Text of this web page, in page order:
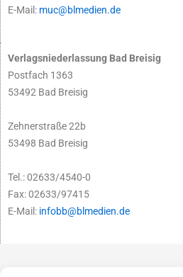
E-Mail: muc@blmedien.de
Verlagsniederlassung Bad Breisig
Postfach 1363
53492 Bad Breisig
Zehnerstraße 22b
53498 Bad Breisig
Tel.: 02633/4540-0
Fax: 02633/97415
E-Mail: infobb@blmedien.de